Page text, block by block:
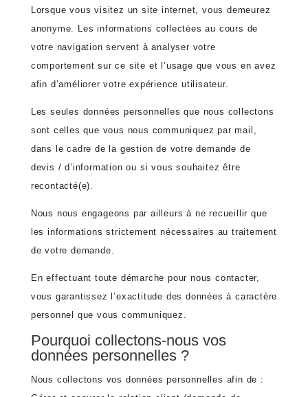
Lorsque vous visitez un site internet, vous demeurez
anonyme. Les informations collectées au cours de
votre navigation servent à analyser votre
comportement sur ce site et l’usage que vous en avez
afin d’améliorer votre expérience utilisateur.
Les seules données personnelles que nous collectons
sont celles que vous nous communiquez par mail,
dans le cadre de la gestion de votre demande de
devis / d’information ou si vous souhaitez être
recontacté(e).
Nous nous engageons par ailleurs à ne recueillir que
les informations strictement nécessaires au traitement
de votre demande.
En effectuant toute démarche pour nous contacter,
vous garantissez l’exactitude des données à caractère
personnel que vous communiquez.
Pourquoi collectons-nous vos
données personnelles ?
Nous collectons vos données personnelles afin de :